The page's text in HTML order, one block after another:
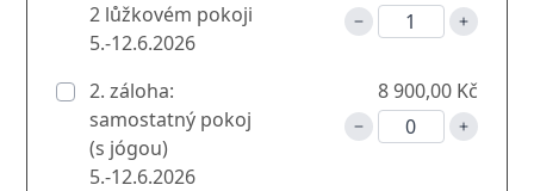
2 lůžkovém pokoji
5.-12.6.2026
2. záloha:
samostatný pokoj
(s jógou)
5.-12.6.2026
8 900,00 Kč